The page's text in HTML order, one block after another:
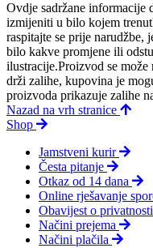
Ovdje sadržane informacije
izmijeniti u bilo kojem
raspitajte se prije narudžbe,
bilo kakve promjene ili
ilustracije.Proizvod se
drži zalihe, kupovina je
proizvoda prikazuje zalihe
Nazad na vrh stranice
Shop
Jamstveni kurir
Česta pitanje
Otkaz od 14 dana
Online rješavanje
Obavijest o privatnosti
Načini prejema
Načini plačila